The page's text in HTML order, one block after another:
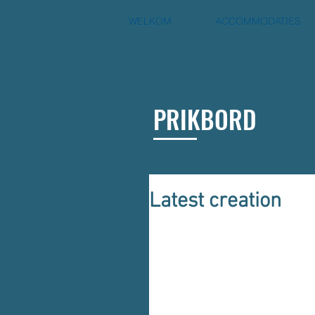
WELKOM ACCOMMODATIES
PRIKBORD
Latest creation